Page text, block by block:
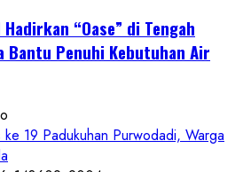
“Oase” di Tengah
Bantu Penuhi Kebutuhan Air
19 Padukuhan Purwodadi, Warga